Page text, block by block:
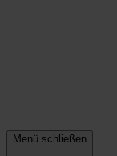
Menü schließen